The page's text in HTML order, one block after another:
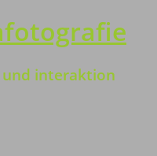
interaktion